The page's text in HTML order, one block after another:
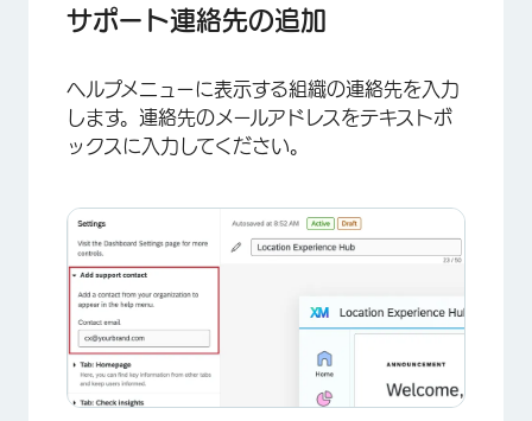
サポート連絡先の追加
ヘルプメニューに表示する組織の連絡先を入力
します。連絡先のメールアドレスをテキストボ
ックスに入力してください。